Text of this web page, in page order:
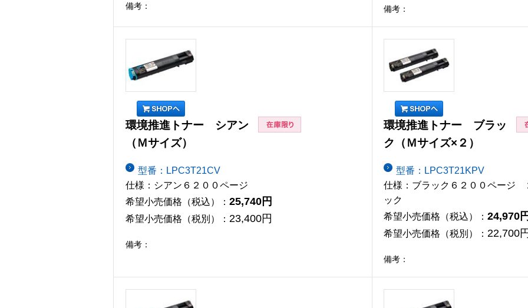
備考： 備考：
環境推進トナー シアン
（Ｍサイズ）
型番：LPC3T21CV
仕様：シアン６２００ページ
希望小売価格（税込）： 25,740円
希望小売価格（税別）： 23,400円
備考：
環境推進トナー ブラッ
ク（Ｍサイズ×２）
型番：LPC3T21KPV
仕様：ブラック６２００ページ
ック
希望小売価格（税込）： 24,970
希望小売価格（税別）： 22,700
備考：